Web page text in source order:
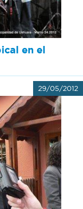
en el
29/05/2012